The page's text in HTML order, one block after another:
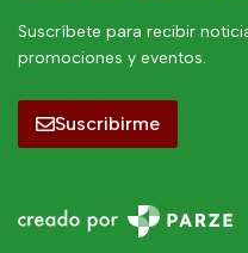
Suscríbete para recibir
promociones y eventos.
Suscribirme